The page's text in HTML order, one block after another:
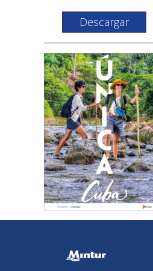
Descargar